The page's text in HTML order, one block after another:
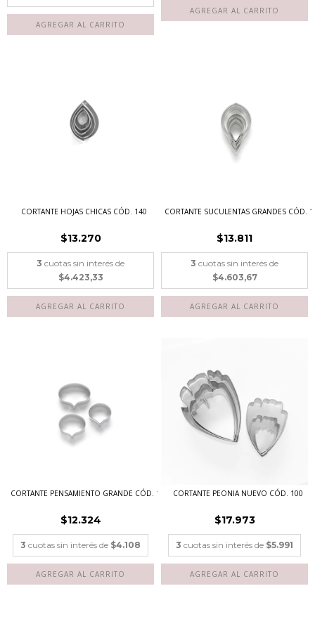
CORTANTE HOJAS CHICAS CÓD. 140
$13.270
3 cuotas sin interés de
$4.423,33
CORTANTE SUCULENTAS GRANDES CÓD.
$13.811
3 cuotas sin interés de
$4.603,67
CORTANTE PENSAMIENTO GRANDE CÓD. 112
$12.324
3 cuotas sin interés de $4.108
CORTANTE PEONIA NUEVO CÓD. 100
$17.973
3 cuotas sin interés de $5.991